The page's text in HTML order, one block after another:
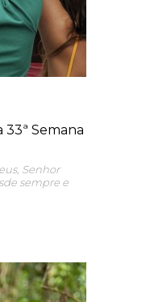
33ª Semana
Senhor
sempre e